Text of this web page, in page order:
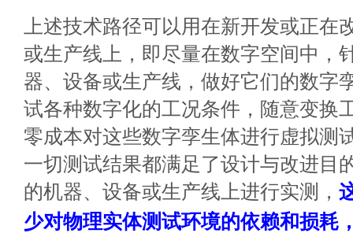
上述技术路径可以用在新开发或正在
或生产线上，即尽量在数字空间中，
器、设备或生产线，做好它们的数字
试各种数字化的工况条件，随意变换
零成本对这些数字孪生体进行虚拟测
一切测试结果都满足了设计与改进目
的机器、设备或生产线上进行实测，
少对物理实体测试环境的依赖和损耗